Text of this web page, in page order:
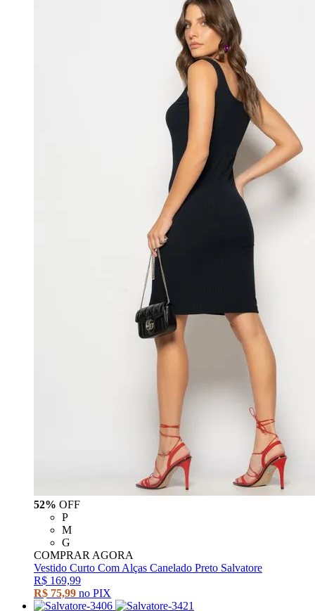
52% OFF
P
M
G
COMPRAR AGORA
Vestido Curto Com Alças Canelado Preto Salvatore
R$ 169,99
R$ 75,99 no PIX